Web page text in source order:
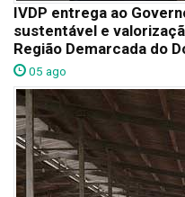
IVDP entrega ao
sustentável e
Região Demarcada do
05 ago